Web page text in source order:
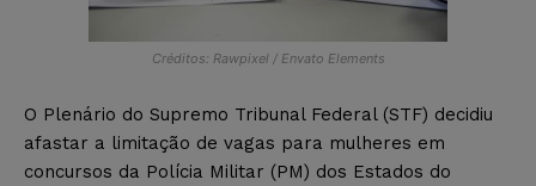
Créditos: Rawpixel / Envato Elements
O Plenário do Supremo Tribunal Federal (STF) decidiu
afastar a limitação de vagas para mulheres em
concursos da Polícia Militar (PM) dos Estados do